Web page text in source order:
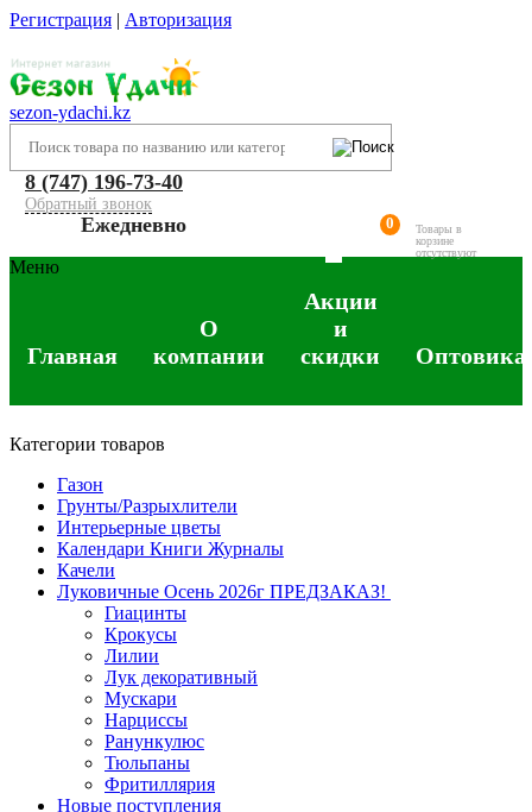
Регистрация | Авторизация
sezon-ydachi.kz
8 (747) 196-73-40
Обратный звонок
Ежедневно 0
Товары в
корзине
отсутствуют
Меню
Главная
О
компании
Акции
и
скидки
Категории товаров
Газон
Грунты/Разрыхлители
Интерьерные цветы
Календари Книги Журналы
Качели
Луковичные Осень 2026г ПРЕДЗАКАЗ!
Гиацинты
Крокусы
Лилии
Лук декоративный
Мускари
Нарциссы
Ранункулюс
Тюльпаны
Фритиллярия
Новые поступления